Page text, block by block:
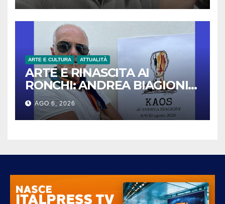
ARTE E CULTURA ATTUALITÀ
ARTE E RINASCITA AI
RONCHI: ANDREA BIAGIONI
PRESENTA LA MOSTRA
“KAOS”
AGO 6, 2026